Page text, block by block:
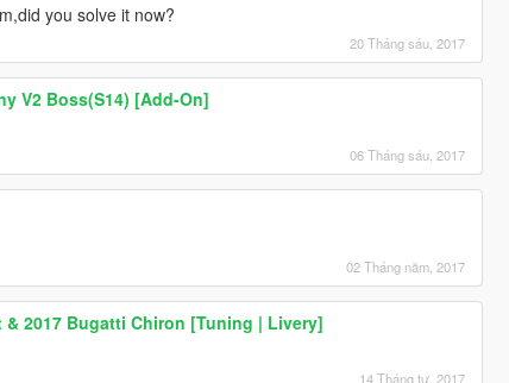
you solve it now?
20 Tháng sáu, 2017
V2 Boss(S14) [Add-On]
06 Tháng sáu, 2017
02 Tháng năm, 2017
2017 Bugatti Chiron [Tuning | Livery]
14 Tháng tư, 2017